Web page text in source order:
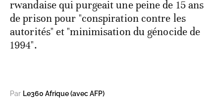
rwandaise qui purgeait une peine de 15 ans
de prison pour "conspiration contre les
autorités" et "minimisation du génocide de
1994".
Par Le360 Afrique (avec AFP)